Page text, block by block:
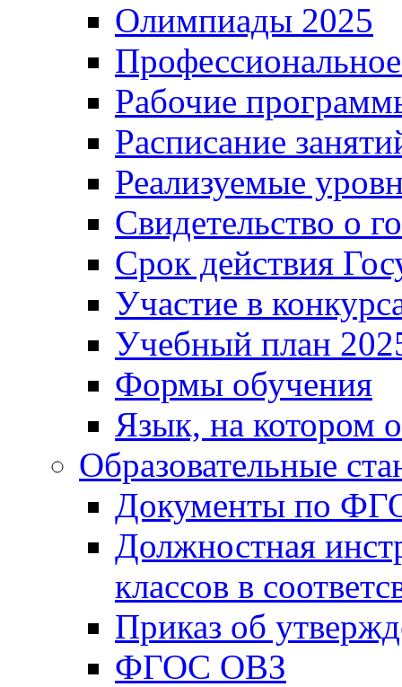
Олимпиады 2025
Рабочие
Расписание
Реализуемые
Свидетельство о
Срок действия
Участие в
Учебный план
Формы обучения
Язык, на котором
Образовательные
Документы по
Должностная
классов в
Приказ об
ФГОС ОВЗ